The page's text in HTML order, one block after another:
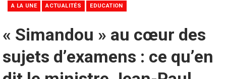
A LA UNE ACTUALITÉS EDUCATION
« Simandou » au cœur des
sujets d’examens : ce qu’en